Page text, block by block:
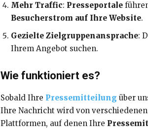
Mehr Traffic: Presseportale
Besucherstrom auf Ihre Website.
Gezielte Zielgruppenansprache:
Ihrem Angebot suchen.
Wie funktioniert es?
Sobald Ihre Pressemitteilung über
Ihre Nachricht wird von verschiedenen
Plattformen, auf denen Ihre